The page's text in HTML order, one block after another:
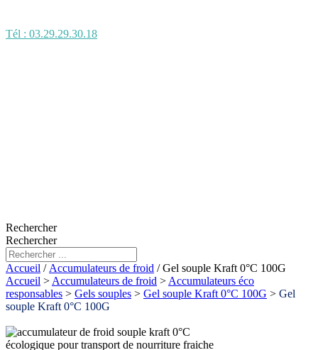
Tél : 03.29.29.30.18
Rechercher
Rechercher
Accueil / Accumulateurs de froid / Gel souple Kraft 0°C 100G
Accueil > Accumulateurs de froid > Accumulateurs éco
responsables > Gels souples > Gel souple Kraft 0°C 100G > Gel
souple Kraft 0°C 100G